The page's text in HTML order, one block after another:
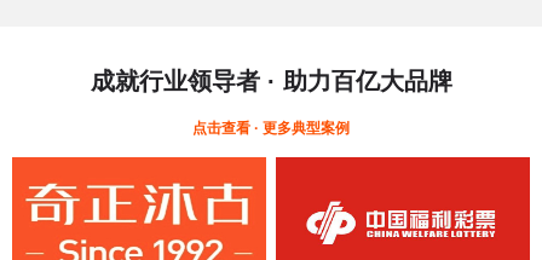
成就行业领导者 · 助力百亿大品牌
点击查看 · 更多典型案例